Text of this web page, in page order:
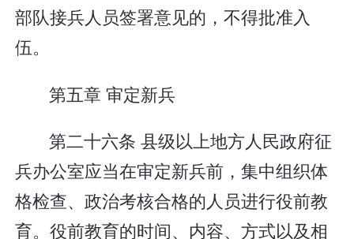
部队接兵人员签署意见的，不得批准入
伍。
第五章 审定新兵
第二十六条 县级以上地方人民政府征
兵办公室应当在审定新兵前，集中组织体
格检查、政治考核合格的人员进行役前教
育。役前教育的时间、内容、方式以及相